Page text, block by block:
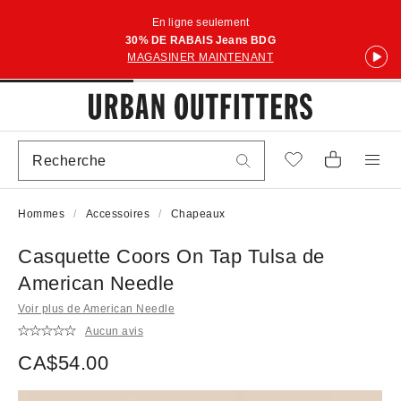
En ligne seulement
30% DE RABAIS Jeans BDG
MAGASINER MAINTENANT
Hommes Accessoires Chapeaux
Casquette Coors On Tap Tulsa de
American Needle
Voir plus de American Needle
Aucun avis
CA$54.00